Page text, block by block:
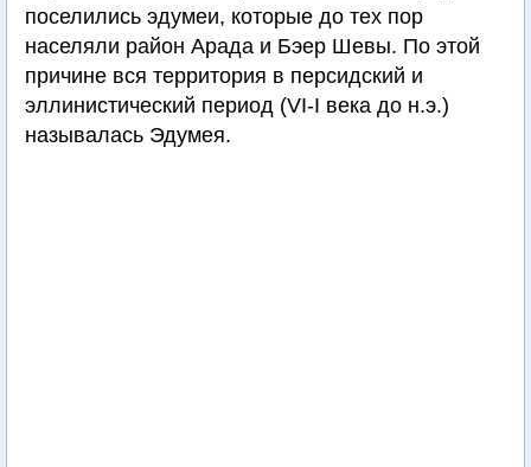
поселились эдумеи, которые до тех пор
населяли район Арада и Бэер Шевы. По этой
причине вся территория в персидский и
эллинистический период (VI-I века до н.э.)
называлась Эдумея.